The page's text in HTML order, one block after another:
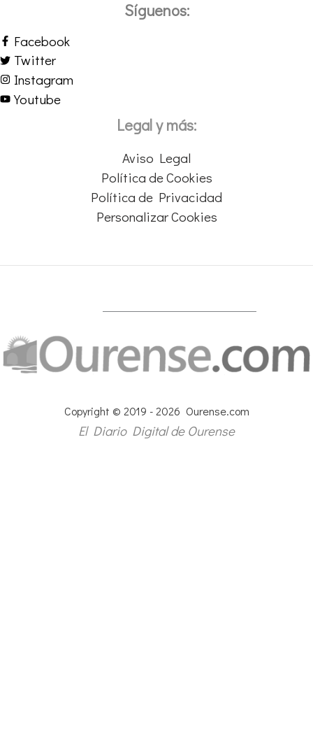
Síguenos:
Facebook
Twitter
Instagram
Youtube
Legal y más:
Aviso Legal
Política de Cookies
Política de Privacidad
Personalizar Cookies
Copyright © 2019 - 2026 Ourense.com
El Diario Digital de Ourense